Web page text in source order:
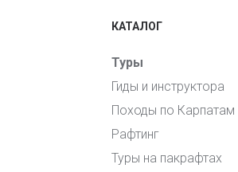
КАТАЛОГ
Туры
Гиды и инструктора
Походы по Карпатам
Рафтинг
Туры на пакрафтах